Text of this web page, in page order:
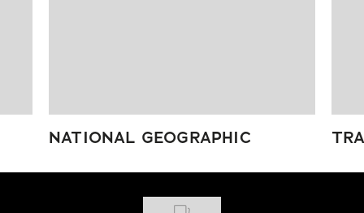
NATIONAL GEOGRAPHIC